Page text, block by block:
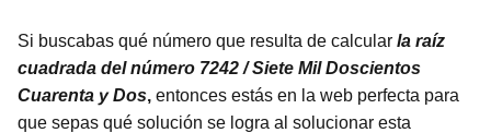
Si buscabas qué número que resulta de calcular la raíz
cuadrada del número 7242 / Siete Mil Doscientos
Cuarenta y Dos, entonces estás en la web perfecta para
que sepas qué solución se logra al solucionar esta